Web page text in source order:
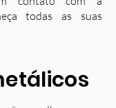
todas as suas